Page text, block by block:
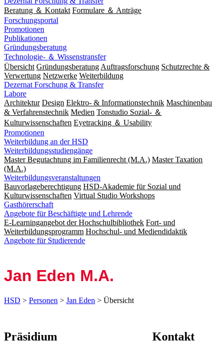
Beratung ＆ Kontakt Formulare ＆ Anträge
Forschungsportal
Promotionen
Publikationen
Gründungsberatung
Technologie- ＆ Wissenstransfer
Übersicht Gründungsberatung Auftragsforschung Schutzrechte &
Verwertung Netzwerke Weiterbildung
Dezernat Forschung & Transfer
Labore
Architektur Design Elektro- & Informationstechnik Maschinenbau
& Verfahrenstechnik Medien Tonstudio Sozial- ＆
Kulturwissenschaften Eyetracking ＆ Usability
Promotionen
Weiterbildung an der HSD
Weiterbildungsstudiengänge
Master Begutachtung im Familienrecht (M.A.) Master Taxation
(M.A.)
Weiterbildungsveranstaltungen
Bauvorlageberechtigung HSD-Akademie für Sozial und
Kulturwissenschaften Virtual Studio Workshops
Gasthörerschaft
Angebote für Beschäftigte und Lehrende
E-Learningangebot der Hochschulbibliothek Fort- und
Weiterbildungsprogramm Hochschul- und Mediendidaktik
Angebote für Studierende
Jan Eden M.A.
HSD > Personen > Jan Eden > Übersicht
Präsidium Kontakt